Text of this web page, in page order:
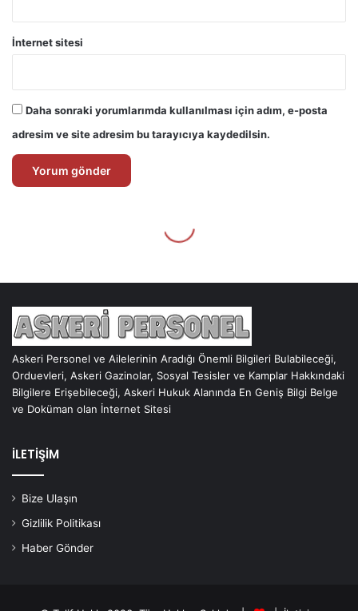
Askeri Personel ve Ailelerinin Aradığı Önemli Bilgileri Bulabileceği,
Orduevleri, Askeri Gazinolar, Sosyal Tesisler ve Kamplar Hakkındaki
Bilgilere Erişebileceği, Askeri Hukuk Alanında En Geniş Bilgi Belge
ve Doküman olan İnternet Sitesi
İLETİŞİM
Bize Ulaşın
Gizlilik Politikası
Haber Gönder